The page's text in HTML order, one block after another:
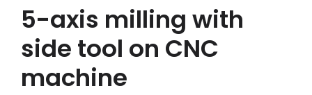
産業
5-axis milling with
side tool on CNC
machine